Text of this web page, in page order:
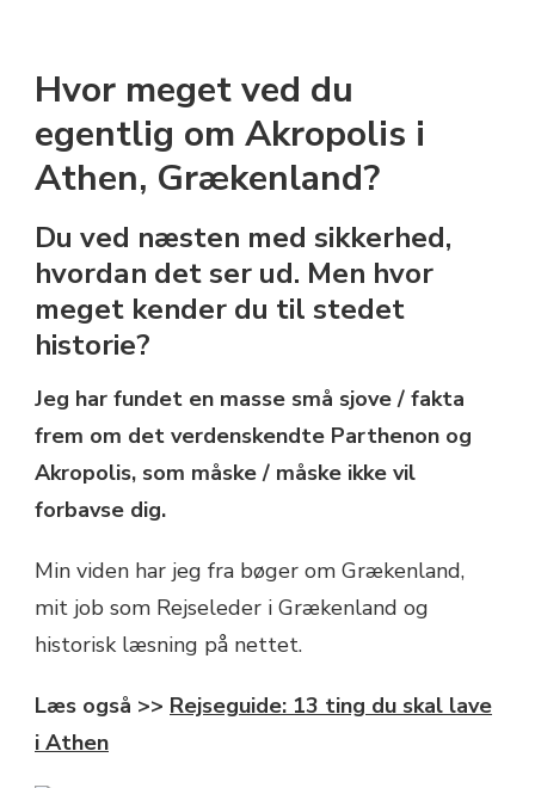
OM
ATHEN
Hvor meget ved du
egentlig om Akropolis i
Athen, Grækenland?
Du ved næsten med sikkerhed,
hvordan det ser ud. Men hvor
meget kender du til stedet
historie?
Jeg har fundet en masse små sjove / fakta
frem om det verdenskendte Parthenon og
Akropolis, som måske / måske ikke vil
forbavse dig.
Min viden har jeg fra bøger om Grækenland,
mit job som Rejseleder i Grækenland og
historisk læsning på nettet.
Læs også >> Rejseguide: 13 ting du skal lave
i Athen